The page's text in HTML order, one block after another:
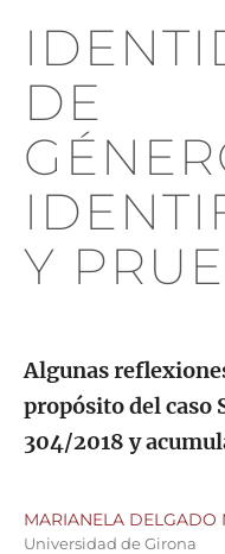
DE
Y
Algunas
propósito del caso
304/2018 y
MARIANELA DELGADO
Universidad de Girona